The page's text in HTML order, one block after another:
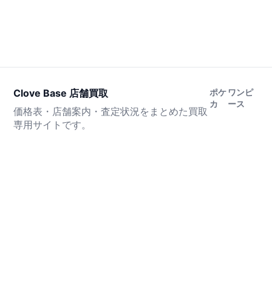
Clove Base 店舗買取
価格表・店舗案内・査定状況をまとめた買取
専用サイトです。
ポケ
カ
ワンピ
ース